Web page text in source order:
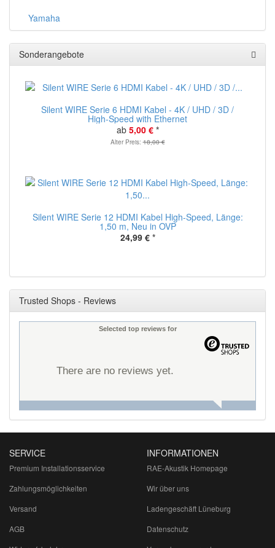
Yamaha
Sonderangebote
Silent WIRE Serie 6 HDMI Kabel - 4K / UHD / 3D /
High-Speed with Ethernet
ab 5,00 € *
Alter Preis:18,00 €
Silent WIRE Serie 12 HDMI Kabel High-Speed, Länge:
1,50 m, Neu in OVP
24,99 € *
Trusted Shops - Reviews
Selected top reviews for
There are no reviews yet.
SERVICE
Premium Installationsservice
Zahlungsmöglichkeiten
Versand
AGB
INFORMATIONEN
RAE-Akustik Homepage
Wir über uns
Ladengeschäft Lüneburg
Datenschutz